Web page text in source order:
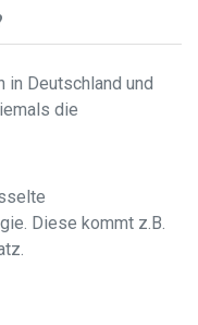
Deutschland und
die
Diese kommt z.B.